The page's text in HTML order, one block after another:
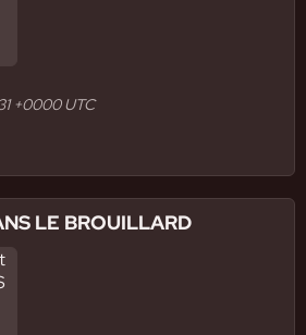
+0000 UTC
LE BROUILLARD